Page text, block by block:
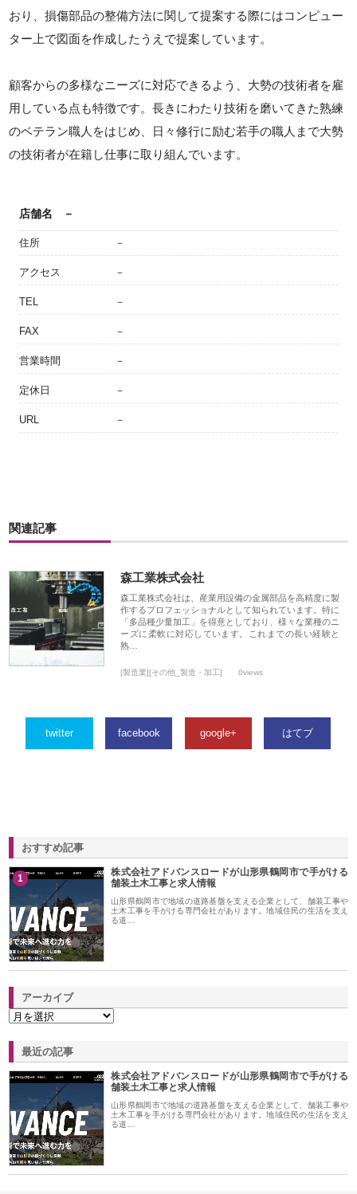
おり、損傷部品の整備方法に関して提案する際にはコンピュー
ター上で図面を作成したうえで提案しています。
顧客からの多様なニーズに対応できるよう、大勢の技術者を雇
用している点も特徴です。長きにわたり技術を磨いてきた熟練
のベテラン職人をはじめ、日々修行に励む若手の職人まで大勢
の技術者が在籍し仕事に取り組んでいます。
店舗名 －
住所 －
アクセス －
TEL －
FAX －
営業時間 －
定休日 －
URL －
関連記事
森工業株式会社
森工業株式会社は、産業用設備の金属部品を高精度に製
作するプロフェッショナルとして知られています。特に
「多品種少量加工」を得意としており、様々な業種のニ
ーズに柔軟に対応しています。これまでの長い経験と
熟…
[製造業][その他_製造・加工] 0views
twitter facebook google+ はてブ
おすすめ記事
1
株式会社アドバンスロードが山形県鶴岡市で手がける
舗装土木工事と求人情報
山形県鶴岡市で地域の道路基盤を支える企業として、舗装工事や
土木工事を手がける専門会社があります。地域住民の生活を支え
る道…
アーカイブ
最近の記事
株式会社アドバンスロードが山形県鶴岡市で手がける
舗装土木工事と求人情報
山形県鶴岡市で地域の道路基盤を支える企業として、舗装工事や
土木工事を手がける専門会社があります。地域住民の生活を支え
る道…